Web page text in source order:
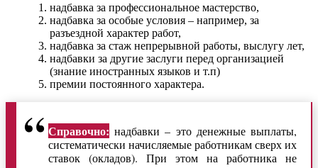
надбавка за профессиональное мастерство,
надбавка за особые условия – например, за
разъездной характер работ,
надбавка за стаж непрерывной работы, выслугу лет,
надбавки за другие заслуги перед организацией
(знание иностранных языков и т.п)
премии постоянного характера.
Справочно: надбавки – это денежные выплаты,
систематически начисляемые работникам сверх их
ставок (окладов). При этом на работника не